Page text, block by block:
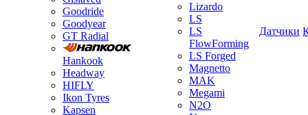
Goodride
Goodyear
GT Radial
Hankook
Headway
HIFLY
Ikon Tyres
Kapsen
Lizardo
LS
LS
FlowForming
LS Forged
Magnetto
MAK
Megami
N2O
Датчики